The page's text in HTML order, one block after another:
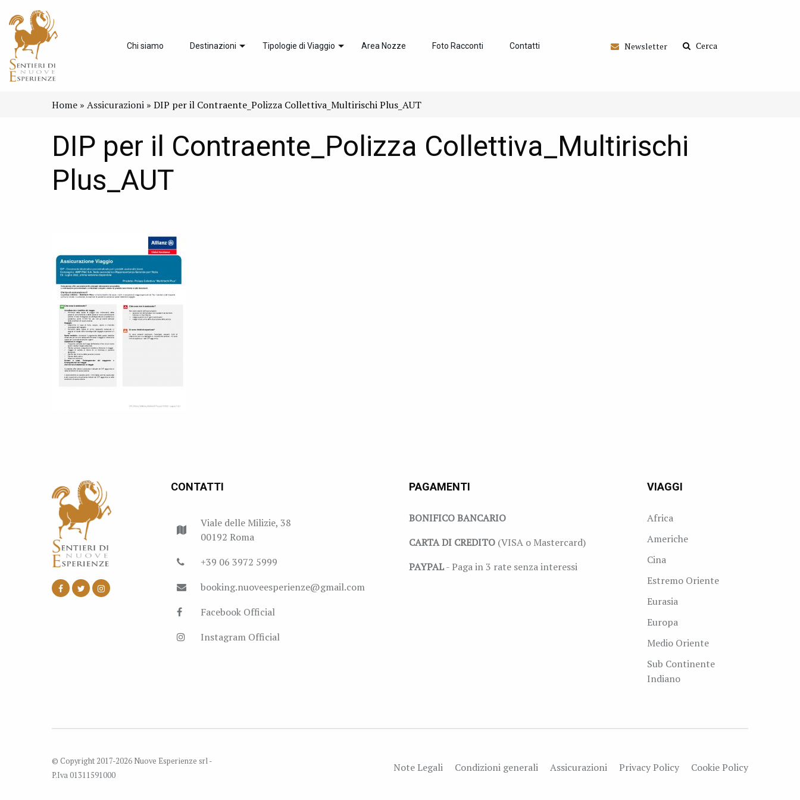
Chi siamo Destinazioni Tipologie di Viaggio Area Nozze Foto Racconti Contatti Newsletter Cerca
Home » Assicurazioni » DIP per il Contraente_Polizza Collettiva_Multirischi Plus_AUT
DIP per il Contraente_Polizza Collettiva_Multirischi
Plus_AUT
CONTATTI
Viale delle Milizie, 38
00192 Roma
+39 06 3972 5999
booking.nuoveesperienze@gmail.com
Facebook Official
Instagram Official
PAGAMENTI
BONIFICO BANCARIO
CARTA DI CREDITO(VISA o Mastercard)
PAYPAL- Paga in 3 rate senza interessi
VIAGGI
Africa
Americhe
Cina
Estremo Oriente
Eurasia
Europa
Medio Oriente
Sub Continente
Indiano
© Copyright 2017-2026 Nuove Esperienze srl -
P.Iva 01311591000
Note Legali Condizioni generali Assicurazioni Privacy Policy Cookie Policy